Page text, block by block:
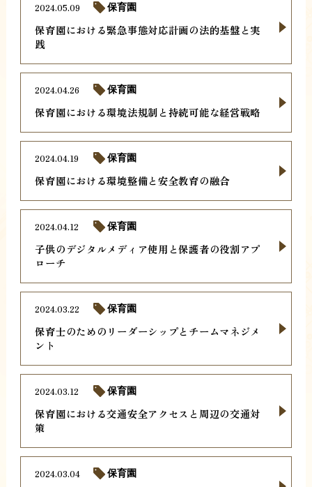
保育園における緊急事態対応計画の法的基盤と実
践
2024.05.09 保育園
保育園における環境法規制と持続可能な経営戦略
2024.04.26 保育園
保育園における環境整備と安全教育の融合
2024.04.19 保育園
子供のデジタルメディア使用と保護者の役割アプ
ローチ
2024.04.12 保育園
保育士のためのリーダーシップとチームマネジメ
ント
2024.03.22 保育園
保育園における交通安全アクセスと周辺の交通対
策
2024.03.12 保育園
2024.03.04 保育園